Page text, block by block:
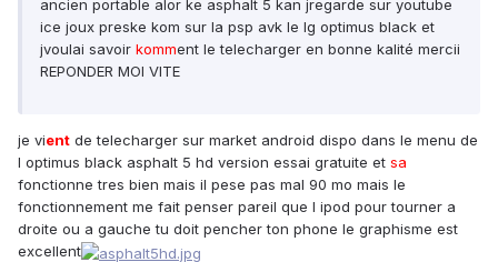
ancien portable alor ke asphalt 5 kan jregarde sur youtube
ice joux preske kom sur la psp avk le lg optimus black et
jvoulai savoir komment le telecharger en bonne kalité mercii
REPONDER MOI VITE
je vient de telecharger sur market android dispo dans le menu de
l optimus black asphalt 5 hd version essai gratuite et sa
fonctionne tres bien mais il pese pas mal 90 mo mais le
fonctionnement me fait penser pareil que l ipod pour tourner a
droite ou a gauche tu doit pencher ton phone le graphisme est
excellent